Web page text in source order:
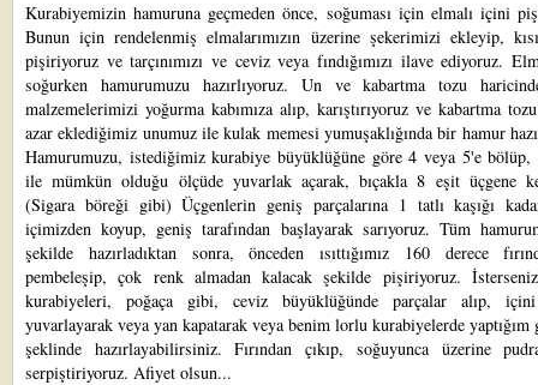
Kurabiyemizin hamuruna geçmeden önce, soğuması için elmalı içini
Bunun için rendelenmiş elmalarımızın üzerine şekerimizi ekleyip,
pişiriyoruz ve tarçınımızı ve ceviz veya fındığımızı ilave ediyoruz.
soğurken hamurumuzu hazırlıyoruz. Un ve kabartma tozu
malzemelerimizi yoğurma kabımıza alıp, karıştırıyoruz ve kabartma
azar eklediğimiz unumuz ile kulak memesi yumuşaklığında bir hamur
Hamurumuzu, istediğimiz kurabiye büyüklüğüne göre 4 veya 5'e bölüp,
ile mümkün olduğu ölçüde yuvarlak açarak, bıçakla 8 eşit üçgene
(Sigara böreği gibi) Üçgenlerin geniş parçalarına 1 tatlı kaşığı
içimizden koyup, geniş tarafından başlayarak sarıyoruz. Tüm
şekilde hazırladıktan sonra, önceden ısıttığımız 160 derece
pembeleşip, çok renk almadan kalacak şekilde pişiriyoruz.
kurabiyeleri, poğaça gibi, ceviz büyüklüğünde parçalar alıp,
yuvarlayarak veya yan kapatarak veya benim lorlu kurabiyelerde yaptığım
şeklinde hazırlayabilirsiniz. Fırından çıkıp, soğuyunca üzerine
serpiştiriyoruz. Afiyet olsun...